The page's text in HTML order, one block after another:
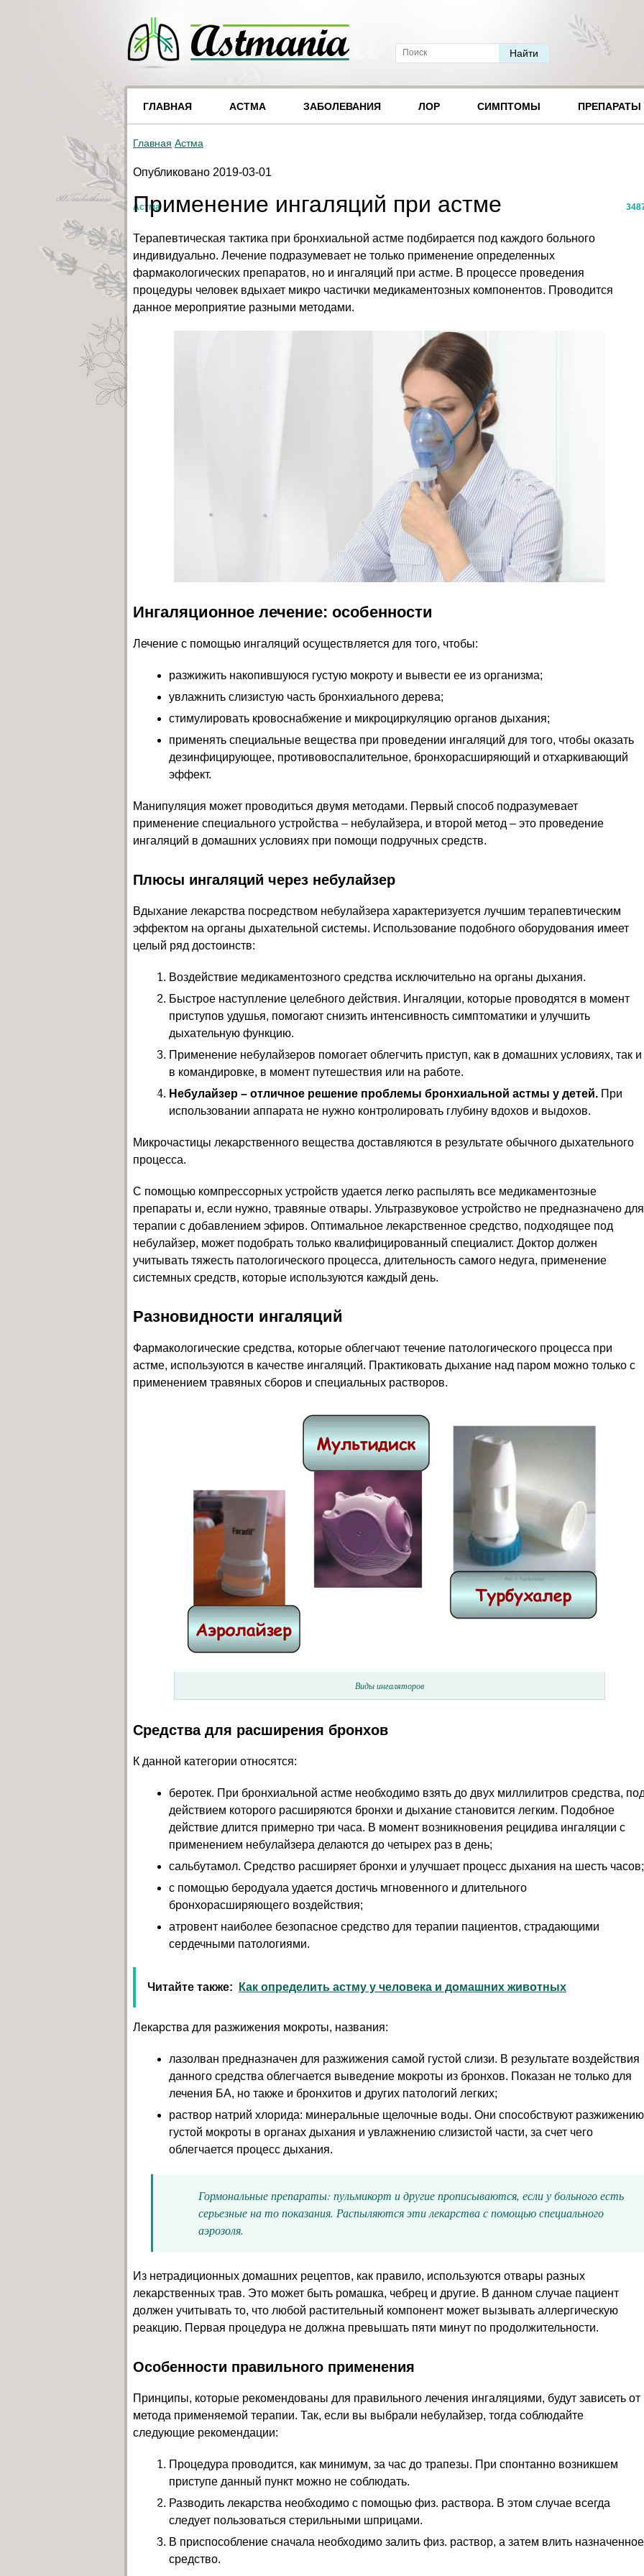
ГЛАВНАЯ АСТМА ЗАБОЛЕВАНИЯ ЛОР СИМПТОМЫ ПРЕПАРАТЫ
Главная Астма
Опубликовано 2019-03-01
Применение ингаляций при астме
Астма
Терапевтическая тактика при бронхиальной астме подбирается под каждого больного
индивидуально. Лечение подразумевает не только применение определенных
фармакологических препаратов, но и ингаляций при астме. В процессе проведения
процедуры человек вдыхает микро частички медикаментозных компонентов. Проводится
данное мероприятие разными методами.
Ингаляционное лечение: особенности
Лечение с помощью ингаляций осуществляется для того, чтобы:
разжижить накопившуюся густую мокроту и вывести ее из организма;
увлажнить слизистую часть бронхиального дерева;
стимулировать кровоснабжение и микроциркуляцию органов дыхания;
применять специальные вещества при проведении ингаляций для того, чтобы оказать
дезинфицирующее, противовоспалительное, бронхорасширяющий и отхаркивающий
эффект.
Манипуляция может проводиться двумя методами. Первый способ подразумевает
применение специального устройства – небулайзера, и второй метод – это проведение
ингаляций в домашних условиях при помощи подручных средств.
Плюсы ингаляций через небулайзер
Вдыхание лекарства посредством небулайзера характеризуется лучшим терапевтическим
эффектом на органы дыхательной системы. Использование подобного оборудования имеет
целый ряд достоинств:
Воздействие медикаментозного средства исключительно на органы дыхания.
Быстрое наступление целебного действия. Ингаляции, которые проводятся в момент
приступов удушья, помогают снизить интенсивность симптоматики и улучшить
дыхательную функцию.
Применение небулайзеров помогает облегчить приступ, как в домашних условиях, так и
в командировке, в момент путешествия или на работе.
Небулайзер – отличное решение проблемы бронхиальной астмы у детей. При
использовании аппарата не нужно контролировать глубину вдохов и выдохов.
Микрочастицы лекарственного вещества доставляются в результате обычного дыхательного
процесса.
С помощью компрессорных устройств удается легко распылять все медикаментозные
препараты и, если нужно, травяные отвары. Ультразвуковое устройство не предназначено для
терапии с добавлением эфиров. Оптимальное лекарственное средство, подходящее под
небулайзер, может подобрать только квалифицированный специалист. Доктор должен
учитывать тяжесть патологического процесса, длительность самого недуга, применение
системных средств, которые используются каждый день.
Разновидности ингаляций
Фармакологические средства, которые облегчают течение патологического процесса при
астме, используются в качестве ингаляций. Практиковать дыхание над паром можно только с
применением травяных сборов и специальных растворов.
Виды ингаляторов
Средства для расширения бронхов
К данной категории относятся:
беротек. При бронхиальной астме необходимо взять до двух миллилитров средства,
действием которого расширяются бронхи и дыхание становится легким. Подобное
действие длится примерно три часа. В момент возникновения рецидива ингаляции с
применением небулайзера делаются до четырех раз в день;
сальбутамол. Средство расширяет бронхи и улучшает процесс дыхания на шесть часов;
с помощью беродуала удается достичь мгновенного и длительного
бронхорасширяющего воздействия;
атровент наиболее безопасное средство для терапии пациентов, страдающими
сердечными патологиями.
Читайте также: Как определить астму у человека и домашних животных
Лекарства для разжижения мокроты, названия:
лазолван предназначен для разжижения самой густой слизи. В результате воздействия
данного средства облегчается выведение мокроты из бронхов. Показан не только для
лечения БА, но также и бронхитов и других патологий легких;
раствор натрий хлорида: минеральные щелочные воды. Они способствуют разжижению
густой мокроты в органах дыхания и увлажнению слизистой части, за счет чего
облегчается процесс дыхания.
Гормональные препараты: пульмикорт и другие прописываются, если у больного есть
серьезные на то показания. Распыляются эти лекарства с помощью специального
аэрозоля.
Из нетрадиционных домашних рецептов, как правило, используются отвары разных
лекарственных трав. Это может быть ромашка, чебрец и другие. В данном случае пациент
должен учитывать то, что любой растительный компонент может вызывать аллергическую
реакцию. Первая процедура не должна превышать пяти минут по продолжительности.
Особенности правильного применения
Принципы, которые рекомендованы для правильного лечения ингаляциями, будут зависеть от
метода применяемой терапии. Так, если вы выбрали небулайзер, тогда соблюдайте
следующие рекомендации:
Процедура проводится, как минимум, за час до трапезы. При спонтанно возникшем
приступе данный пункт можно не соблюдать.
Разводить лекарства необходимо с помощью физ. раствора. В этом случае всегда
следует пользоваться стерильными шприцами.
В приспособление сначала необходимо залить физ. раствор, а затем влить назначенное
средство.